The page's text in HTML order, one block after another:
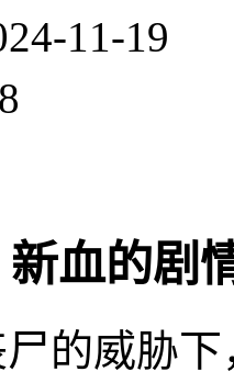
11-19
血的剧情
威胁下